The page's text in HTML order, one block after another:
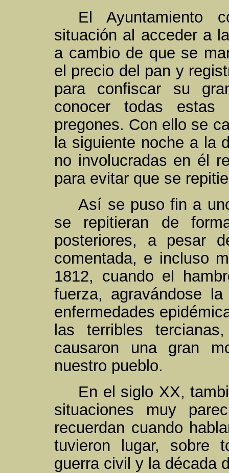
El Ayuntamiento
situación al acceder a
a cambio de que se
el precio del pan y
para confiscar su
conocer todas estas
pregones. Con ello se
la siguiente noche a la
no involucradas en él
para evitar que se
Así se puso fin a
se repitieran de
posteriores, a pesar
comentada, e incluso
1812, cuando el
fuerza, agravándose
enfermedades
las terribles
causaron una gran
nuestro pueblo.
En el siglo XX,
situaciones muy
recuerdan cuando
tuvieron lugar, sobre
guerra civil y la década